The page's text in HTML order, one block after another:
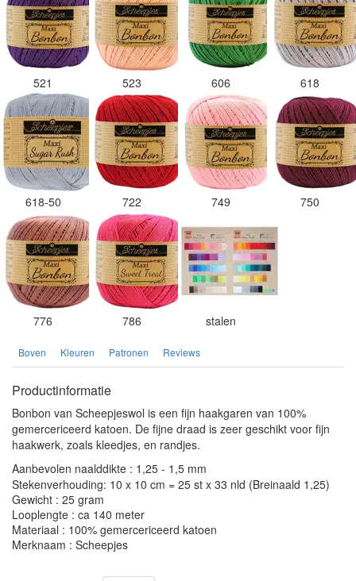
521 523 606 618
618-50 722 749 750
776 786 stalen
Boven Kleuren Patronen Reviews
Productinformatie
Bonbon van Scheepjeswol is een fijn haakgaren van 100%
gemercericeerd katoen. De fijne draad is zeer geschikt voor fijn
haakwerk, zoals kleedjes, en randjes.
Aanbevolen naalddikte : 1,25 - 1,5 mm
Stekenverhouding: 10 x 10 cm = 25 st x 33 nld (Breinaald 1,25)
Gewicht : 25 gram
Looplengte : ca 140 meter
Materiaal : 100% gemercericeerd katoen
Merknaam : Scheepjes